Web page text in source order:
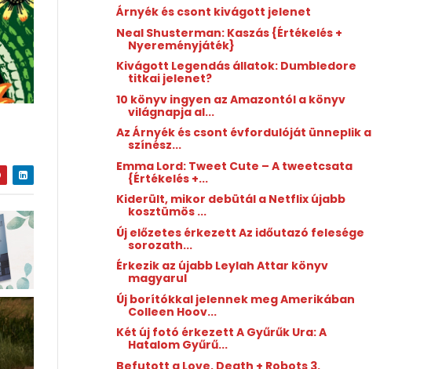
Árnyék és csont kivágott jelenet
Neal Shusterman: Kaszás {Értékelés +
Nyereményjáték}
Kivágott Legendás állatok: Dumbledore
titkai jelenet?
10 könyv ingyen az Amazontól a könyv
világnapja al...
Az Árnyék és csont évfordulóját ünneplik a
színész...
Emma Lord: Tweet ​Cute – A tweetcsata
{Értékelés +...
Kiderült, mikor debütál a Netflix újabb
kosztümös ...
Új előzetes érkezett Az időutazó felesége
sorozath...
Érkezik az újabb Leylah Attar könyv
magyarul
Új borítókkal jelennek meg Amerikában
Colleen Hoov...
Két új fotó érkezett A Gyűrűk Ura: A
Hatalom Gyűrű...
Befutott a Love, Death + Robots 3.